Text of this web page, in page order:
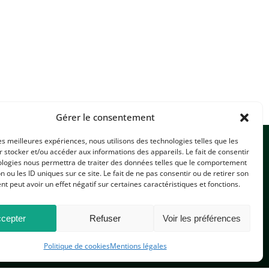
Gérer le consentement
meilleures expériences, nous utilisons des technologies telles que les
stocker et/ou accéder aux informations des appareils. Le fait de consentir
nous permettra de traiter des données telles que le comportement
ou les ID uniques sur ce site. Le fait de ne pas consentir ou de retirer son
peut avoir un effet négatif sur certaines caractéristiques et fonctions.
Refuser Voir les préférences
Politique de cookiesMentions légales
CONTACTEZ-NOUS